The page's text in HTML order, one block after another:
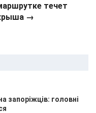
течет
→
запоріжців: головні